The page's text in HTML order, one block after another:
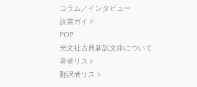
コラム／インタビュー
読書ガイド
POP
光文社古典新訳文庫について
著者リスト
翻訳者リスト